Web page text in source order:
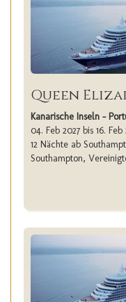
Queen
Kanarische Inseln -
04. Feb 2027 bis 16. Feb
12 Nächte ab
Southampton,